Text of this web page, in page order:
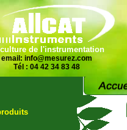
de l'instrumentation
email: info@mesurez.com
Tél : 04 42 34 83 48